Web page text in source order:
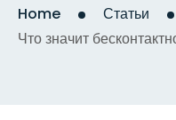
Home
Статьи
Что значит